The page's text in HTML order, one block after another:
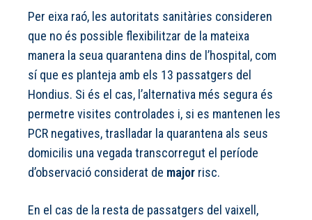
Per eixa raó, les autoritats sanitàries consideren
que no és possible flexibilitzar de la mateixa
manera la seua quarantena dins de l’hospital, com
sí que es planteja amb els 13 passatgers del
Hondius. Si és el cas, l’alternativa més segura és
permetre visites controlades i, si es mantenen les
PCR negatives, traslladar la quarantena als seus
domicilis una vegada transcorregut el període
d’observació considerat de major risc.
En el cas de la resta de passatgers del vaixell,